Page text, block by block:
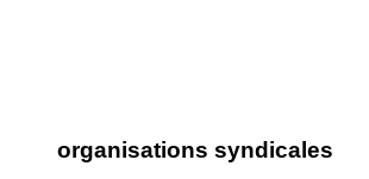
organisations syndicales